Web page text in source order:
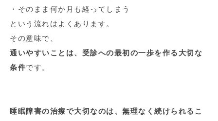
・そのまま何か月も経ってしまう
という流れはよくあります。
その意味で、
通いやすいことは、受診への最初の一歩を作る大切な
条件です。
睡眠障害の治療で大切なのは、無理なく続けられるこ